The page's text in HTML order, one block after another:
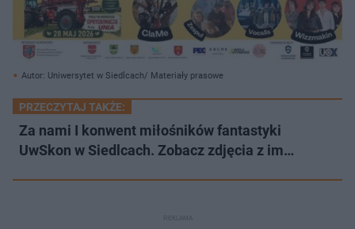
Autor: Uniwersytet w Siedlcach/ Materiały prasowe
PRZECZYTAJ TAKŻE:
Za nami I konwent miłośników fantastyki
UwSkon w Siedlcach. Zobacz zdjęcia z im…